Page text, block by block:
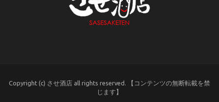
Copyright (c) させ酒店 all rights reserved. 【コンテンツの無断転載を禁
じます】